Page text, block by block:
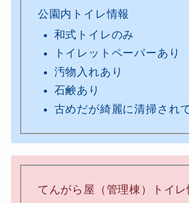
公園内トイレ情報
和式トイレのみ
トイレットペーパーあり
汚物入れあり
石鹸あり
古めだが綺麗に清掃され
てんがら屋（管理棟）トイレ